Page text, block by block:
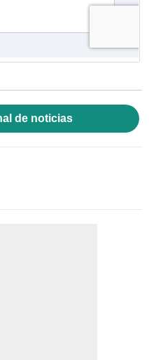
de noticias